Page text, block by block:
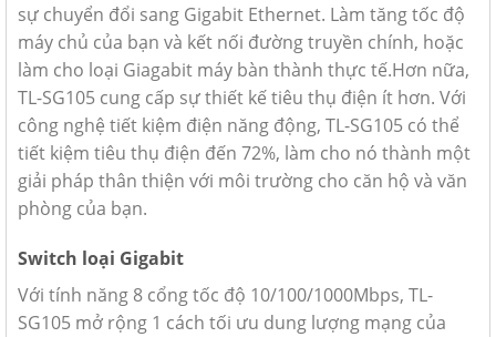
sự chuyển đổi sang Gigabit Ethernet. Làm tăng tốc độ
máy chủ của bạn và kết nối đường truyền chính, hoặc
làm cho loại Giagabit máy bàn thành thực tế.Hơn nữa,
TL-SG105 cung cấp sự thiết kế tiêu thụ điện ít hơn. Với
công nghệ tiết kiệm điện năng động, TL-SG105 có thể
tiết kiệm tiêu thụ điện đến 72%, làm cho nó thành một
giải pháp thân thiện với môi trường cho căn hộ và văn
phòng của bạn.
Switch loại Gigabit
Với tính năng 8 cổng tốc độ 10/100/1000Mbps, TL-
SG105 mở rộng 1 cách tối ưu dung lượng mạng của